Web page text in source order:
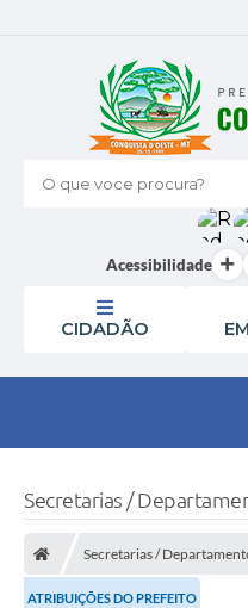
O que voce procura?
Acessibilidade
CIDADÃO
Secretarias /
Secretarias /
ATRIBUIÇÕES DO PREFEITO